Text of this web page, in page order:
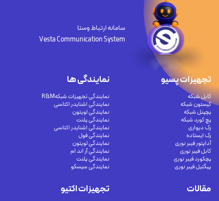
سامانه ارتباط وستا
Vesta Communication System
تجهیزات پسیو
کابل شبکه
کیستون شبکه
پچپنل شبکه
پچ کورد شبکه
رک دیواری
رک ایستاده
آداپتور فیبر نوری
کابل فیبر نوری
پچکورد فیبر نوری
پیگتیل فیبر نوری
تجهیزات اکتیو
نمایندگی ها
نمایندگی تجهیزات شبکهR&M
نمایندگی اشنایدر اکتاسی
نمایندگی لویتون
نمایندگی پلنت
نمایندگی اشنایدر اکتاسی
نمایندگی فول
نمایندگی لویتون
نمایندگی آر اند ام
نمایندگی پلنت
نمایندگی سیسکو
مقالات